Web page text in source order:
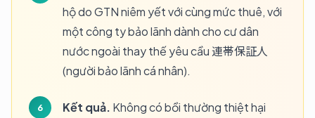
hộ do GTN niêm yết với cùng mức thuê, với
một công ty bảo lãnh dành cho cư dân
nước ngoài thay thế yêu cầu 連帯保証人
(người bảo lãnh cá nhân).
Kết quả. Không có bồi thường thiệt hại